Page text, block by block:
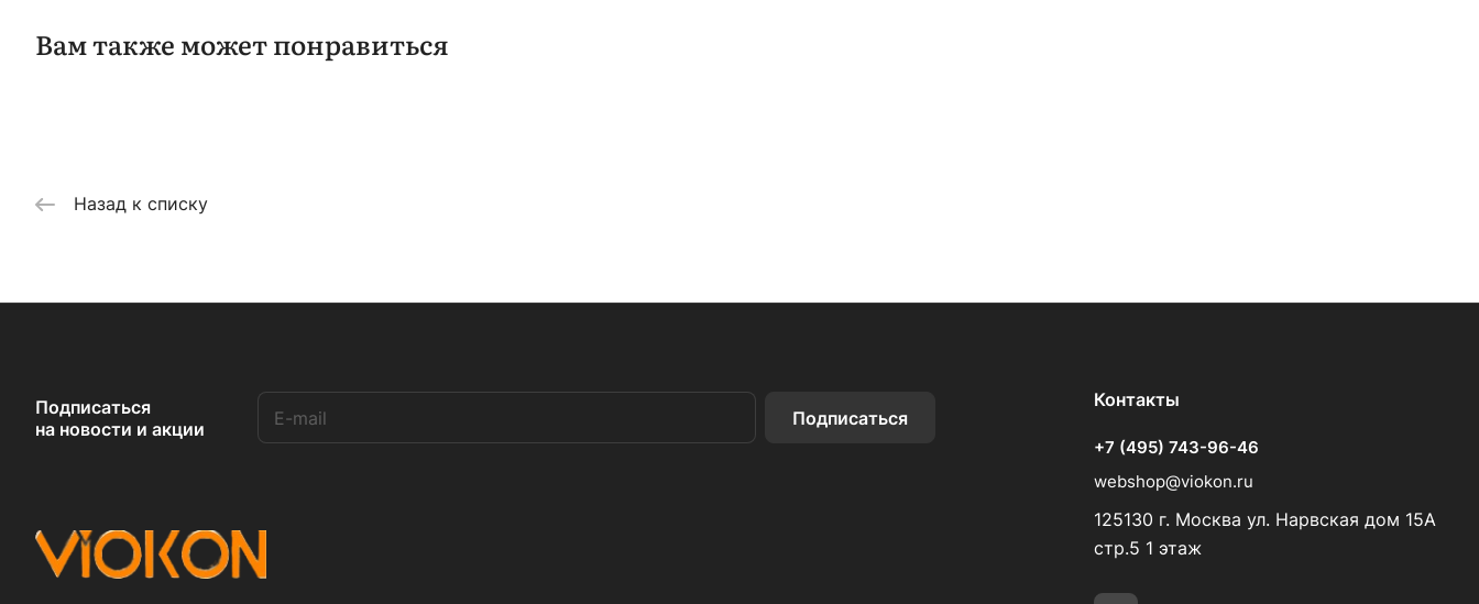
Вам также может понравиться
Назад к списку
Подписаться
на новости и акции
Подписаться
Контакты
+7 (495) 743-96-46
webshop@viokon.ru
125130 г. Москва ул. Нарвская дом 15А
стр.5 1 этаж